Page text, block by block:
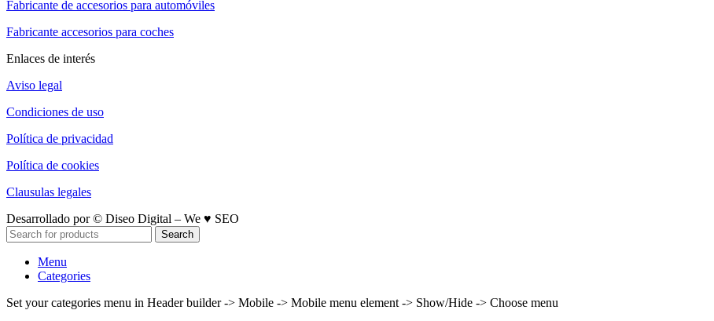
Fabricante de accesorios para automóviles
Fabricante accesorios para coches
Enlaces de interés
Aviso legal
Condiciones de uso
Política de privacidad
Política de cookies
Clausulas legales
Desarrollado por © Diseo Digital – We ♥ SEO
Search
Menu
Categories
Set your categories menu in Header builder -> Mobile -> Mobile menu element -> Show/Hide -> Choose menu